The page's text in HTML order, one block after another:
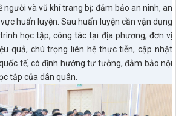
và vũ khí trang bị; đảm bảo an ninh, an
huấn luyện. Sau huấn luyện cần vận dụng
học tập, công tác tại địa phương, đơn vị
quả, chú trọng liên hệ thực tiễn, cập nhật
tế, có định hướng tư tưởng, đảm bảo nội
tập của dân quân.